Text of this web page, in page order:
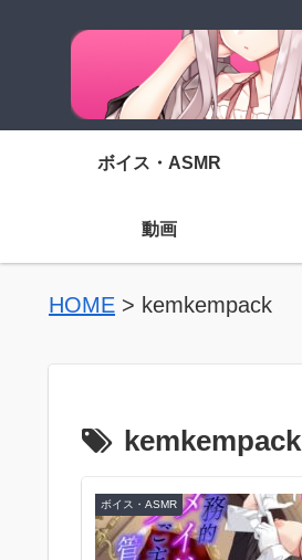
ボイス・ASMR
動画
HOME > kemkempack
kemkempack
ボイス・ASMR